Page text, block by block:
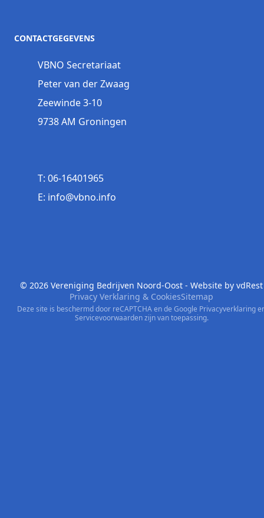
CONTACTGEGEVENS
VBNO Secretariaat
Peter van der Zwaag
Zeewinde 3-10
9738 AM Groningen
T: 06-16401965
E: info@vbno.info
© 2026 Vereniging Bedrijven Noord-Oost - Website by vdRest
Privacy Verklaring & CookiesSitemap
Deze site is beschermd door reCAPTCHA en de Google Privacyverklaring
Servicevoorwaardenzijn van toepassing.